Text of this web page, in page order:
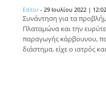
Editor - 29 Ιουλίου 2022 | 12:02
Συνάντηση για τα
Πλαταμώνα και την
παραγωγής κάρβουνου,
διάστημα, είχε ο ιατρός